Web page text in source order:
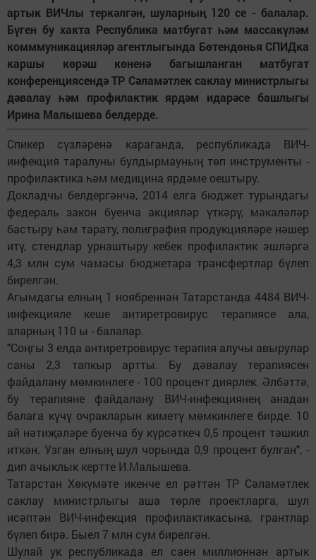
артык ВИЧлы теркәлгән, шуларның 120 се - балалар.
Бүген бу хакта Республика матбугат һәм массакүләм
комммуникацияләр агентлыгында Бөтендөнья СПИДка
каршы көрәш көненә багышланган матбугат
конференциясендә ТР Сәламәтлек саклау министрлыгы
дәвалау һәм профилактик ярдәм идарәсе башлыгы
Ирина Малышева белдерде.
Спикер сүзләренә караганда, республикада ВИЧ-
инфекция таралуны булдырмауның төп инструменты -
профилактика һәм медицина ярдәме оештыру.
Докладчы белдергәнчә, 2014 елга бюджет турындагы
федераль закон буенча акцияләр үткәрү, мәкаләләр
бастыру һәм тарату, полиграфия продукцияләре нәшер
итү, стендлар урнаштыру кебек профилактик эшләргә
4,3 млн сум чамасы бюджетара трансфертлар бүлеп
бирелгән.
Агымдагы елның 1 ноябреннән Татарстанда 4484 ВИЧ-
инфекцияле кеше антиретровирус терапиясе ала,
аларның 110 ы - балалар.
"Соңгы 3 елда антиретровирус терапия алучы авырулар
саны 2,3 тапкыр артты. Бу дәвалау терапиясен
файдалану мөмкинлеге - 100 процент диярлек. Әлбәттә,
бу терапияне файдалану ВИЧ-инфекциянең анадан
балага күчү очракларын киметү мөмкинлеге бирде. 10
ай нәтиҗәләре буенча бу күрсәткеч 0,5 процент тәшкил
иткән. Узган елның шул чорында 0,9 процент булган", -
дип ачыклык кертте И.Малышева.
Татарстан Хөкүмәте икенче ел рәттән ТР Сәламәтлек
саклау министрлыгы аша төрле проектларга, шул
исәптән ВИЧ-инфекция профилактикасына, грантлар
бүлеп бирә. Быел 7 млн сум бирелгән.
Шулай ук республикада ел саен миллионнан артык